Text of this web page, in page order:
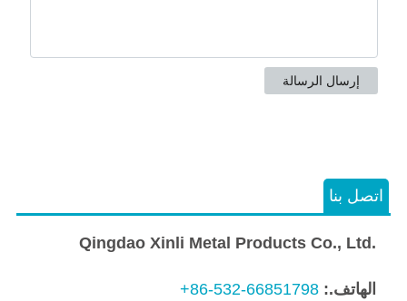
اتصل بنا
Qingdao Xinli Metal Products Co., Ltd.
الهاتف.: +86-532-66851798